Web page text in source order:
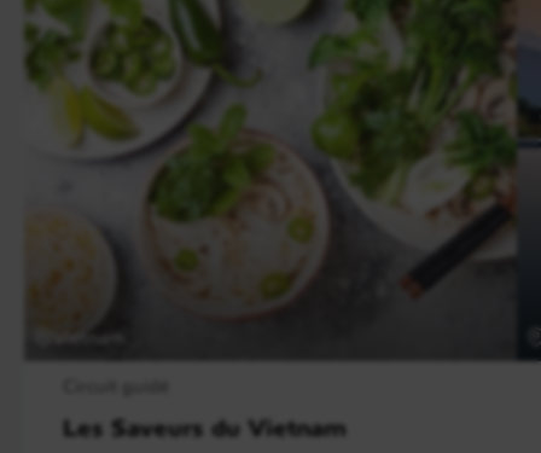
Jour 7
Hai Phong / Île de Cat Ba
Le matin, vous vous promènerez dans
Hai Phong
et visiterez leMusée de la ville, la pagode Du
Hang et Hang Keng,une fabrique de tapisseries.
Vous prendrez le ferry de 13 h pour rejoindre l
‘île
, principale
île de la baie d’Along.
Vous disposerez ensuite de temps libre pour vous
détendre sur la plage et vous préparer à la vie
nocturne et peut-être vous exercer au chant dans un
Vietnam
Les Saveurs du Vietnam